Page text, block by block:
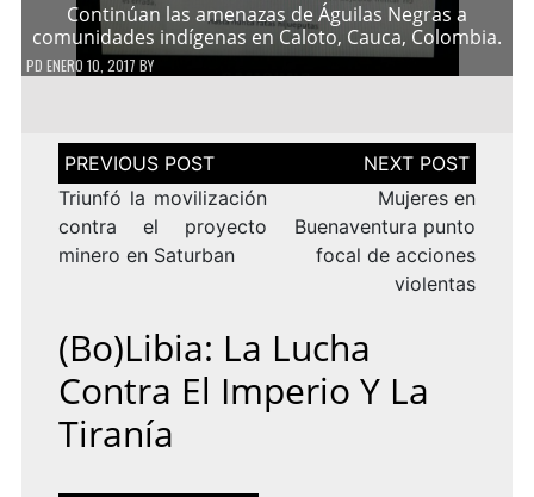
Continúan las amenazas de Águilas Negras a
comunidades indígenas en Caloto, Cauca, Colombia.
PD ENERO 10, 2017 BY
Navegación
de
entradas
Triunfó la movilización
contra el proyecto
minero en Saturban
Mujeres en
Buenaventura punto
focal de acciones
violentas
(Bo)libia: La Lucha
Contra El Imperio Y La
Tiranía